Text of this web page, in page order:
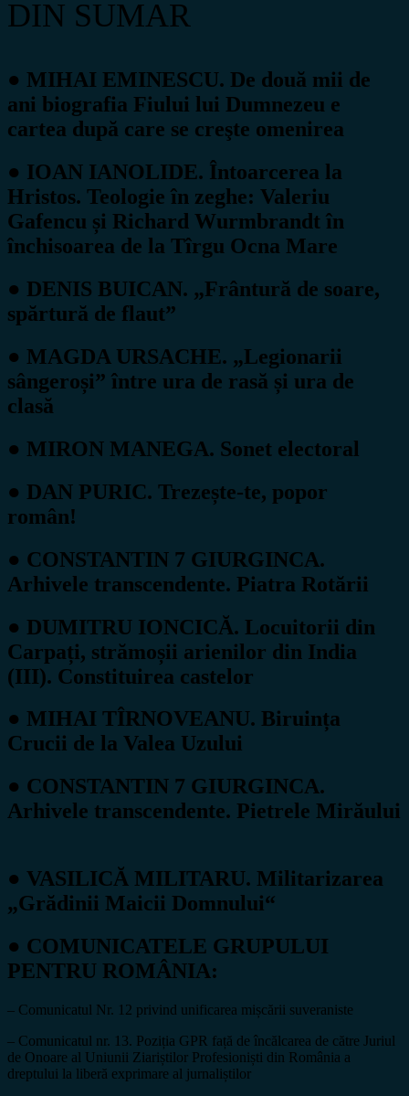
DIN SUMAR
● MIHAI EMINESCU. De două mii de
ani biografia Fiului lui Dumnezeu e
cartea după care se creşte omenirea
● IOAN IANOLIDE. Întoarcerea la
Hristos. Teologie în zeghe: Valeriu
Gafencu și Richard Wurmbrandt în
închisoarea de la Tîrgu Ocna Mare
● DENIS BUICAN. „Frântură de soare,
spărtură de flaut”
● MAGDA URSACHE. „Legionarii
sângeroși” între ura de rasă și ura de
clasă
● MIRON MANEGA. Sonet electoral
● DAN PURIC. Trezește-te, popor
român!
● CONSTANTIN 7 GIURGINCA.
Arhivele transcendente. Piatra Rotării
● DUMITRU IONCICĂ. Locuitorii din
Carpați, strămoșii arienilor din India
(III). Constituirea castelor
● MIHAI TÎRNOVEANU. Biruința
Crucii de la Valea Uzului
● CONSTANTIN 7 GIURGINCA.
Arhivele transcendente. Pietrele Mirăului
● VASILICĂ MILITARU. Militarizarea
„Grădinii Maicii Domnului“
● COMUNICATELE GRUPULUI
PENTRU ROMÂNIA:
– Comunicatul Nr. 12 privind unificarea mișcării suveraniste
– Comunicatul nr. 13. Poziția GPR față de încălcarea de către Juriul
de Onoare al Uniunii Ziariștilor Profesioniști din România a
dreptului la liberă exprimare al jurnaliștilor